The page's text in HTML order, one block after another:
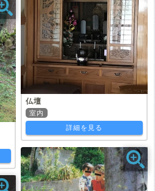
仏壇
室内
詳細を見る